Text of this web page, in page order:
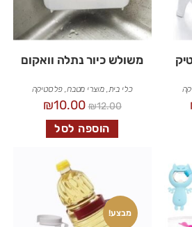
משולש כיור נתלה וואקום
כלי בית,מוצרי מטבח,פלסטיקה
₪12.00
₪10.00
הוספה לסל
מבצע!